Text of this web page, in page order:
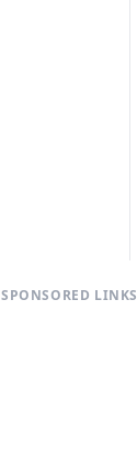
SPONSORED LINKS